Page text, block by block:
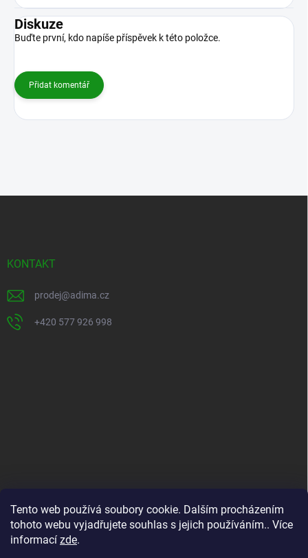
Tento web používá soubory cookie. Dalším procházením
tohoto webu vyjadřujete souhlas s jejich používáním.. Více
informací zde.
Diskuze
Buďte první, kdo napíše příspěvek k této položce.
Přidat komentář
KONTAKT
prodej@adima.cz
+420 577 926 998
Kontakty
Formuláře ke stažení